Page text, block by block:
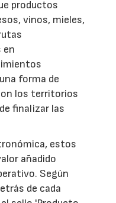
productos
vinos, mieles,
en
forma de
los territorios
finalizar las
estos
añadido
Según
de cada